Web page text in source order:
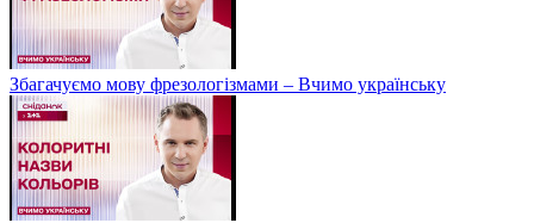
Збагачуємо мову фрезологізмами – Вчимо українську